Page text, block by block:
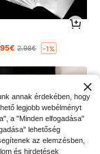
2.98€ -1%
annak érdekében, hogy
legjobb webélményt
a "Minden elfogadása"
lehetőség
az elemzésben,
és hirdetések